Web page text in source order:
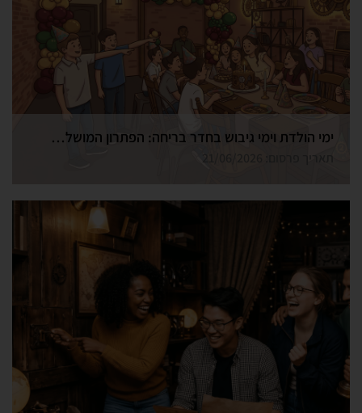
ימי הולדת וימי גיבוש בחדר בריחה: הפתרון המושלם בחיפה